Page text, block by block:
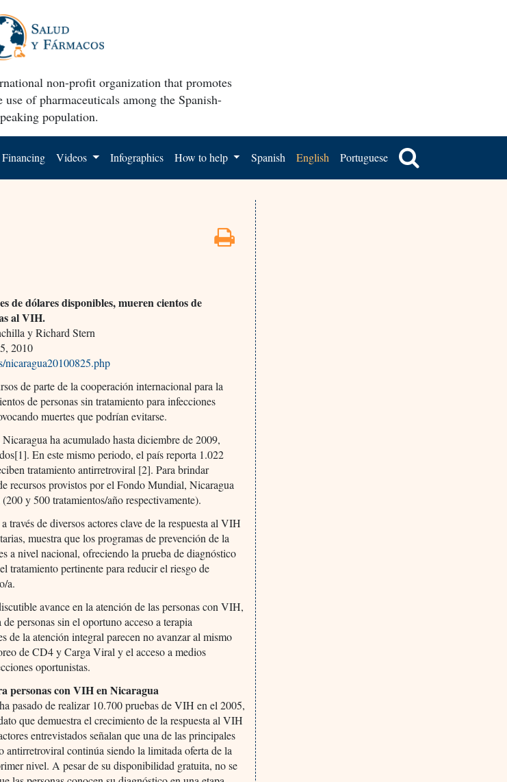
non-profit organization that promotes
use of pharmaceuticals among the Spanish-
population.
Financing Videos Infographics How to help Spanish English Portuguese
de dólares disponibles, mueren cientos de
al VIH.
y Richard Stern
2010
nicaragua20100825.php
de parte de la cooperación internacional para la
de personas sin tratamiento para infecciones
muertes que podrían evitarse.
ha acumulado hasta diciembre de 2009,
En este mismo periodo, el país reporta 1.022
tratamiento antirretroviral [2]. Para brindar
recursos provistos por el Fondo Mundial, Nicaragua
y 500 tratamientos/año respectivamente).
través de diversos actores clave de la respuesta al VIH
muestra que los programas de prevención de la
a nivel nacional, ofreciendo la prueba de diagnóstico
tratamiento pertinente para reducir el riesgo de
a.
avance en la atención de las personas con VIH,
personas sin el oportuno acceso a terapia
de la atención integral parecen no avanzar al mismo
de CD4 y Carga Viral y el acceso a medios
oportunistas.
personas con VIH en Nicaragua
pasado de realizar 10.700 pruebas de VIH en el 2005,
que demuestra el crecimiento de la respuesta al VIH
entrevistados señalan que una de las principales
antirretroviral continúa siendo la limitada oferta de la
nivel. A pesar de su disponibilidad gratuita, no se